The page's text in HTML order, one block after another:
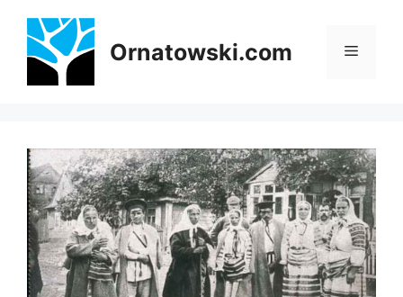
treści
Ornatowski.com Menu